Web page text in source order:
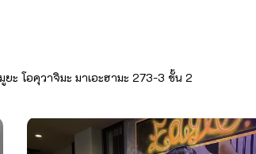
ยะ โอคุวาจิมะ มาเอะฮามะ 273-3 ชั้น 2